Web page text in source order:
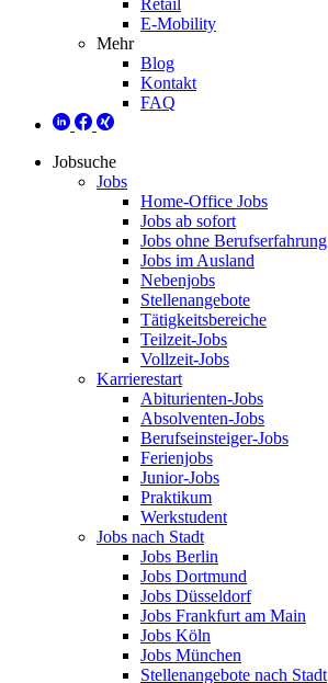
Retail
E-Mobility
Mehr
Blog
Kontakt
FAQ
Jobsuche
Jobs
Home-Office Jobs
Jobs ab sofort
Jobs ohne Berufserfahrung
Jobs im Ausland
Nebenjobs
Stellenangebote
Tätigkeitsbereiche
Teilzeit-Jobs
Vollzeit-Jobs
Karrierestart
Abiturienten-Jobs
Absolventen-Jobs
Berufseinsteiger-Jobs
Ferienjobs
Junior-Jobs
Praktikum
Werkstudent
Jobs nach Stadt
Jobs Berlin
Jobs Dortmund
Jobs Düsseldorf
Jobs Frankfurt am Main
Jobs Köln
Jobs München
Stellenangebote nach Stadt